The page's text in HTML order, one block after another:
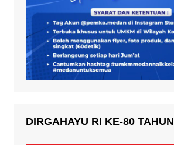
DIRGAHAYU RI KE-80 TAHUN